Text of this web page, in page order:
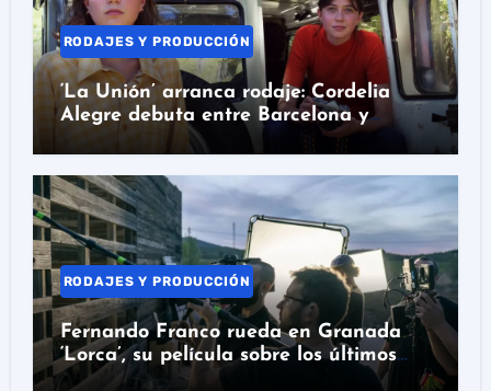
RODAJES Y PRODUCCIÓN
‘La Unión’ arranca rodaje: Cordelia
Alegre debuta entre Barcelona y
RODAJES Y PRODUCCIÓN
Fernando Franco rueda en Granada
‘Lorca’, su película sobre los últimos
días del poeta